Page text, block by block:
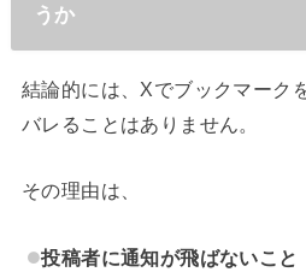
うか
結論的には、Xでブックマーク
バレることはありません。
その理由は、
投稿者に通知が飛ばないこと